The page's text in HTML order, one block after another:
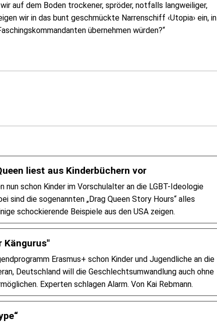
auf dem Boden trockener, spröder, notfalls langweiliger,
wir in das bunt geschmückte Narrenschiff ‹Utopia› ein, in
übernehmen würden?“
liest aus Kinderbüchern vor
nun schon Kinder im Vorschulalter an die LGBT-Ideologie
sind die sogenannten „Drag Queen Story Hours“ alles
schockierende Beispiele aus den USA zeigen.
Kängurus"
Erasmus+ schon Kinder und Jugendliche an die
Deutschland will die Geschlechtsumwandlung auch ohne
Experten schlagen Alarm. Von Kai Rebmann.